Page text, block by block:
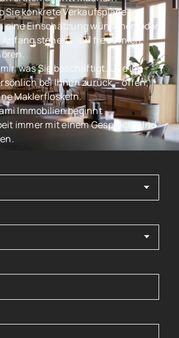
Sie konkrete Verkaufspläne
eine Einschätzung wünschen oder
Anfang stehen – ich freue mich,
was Sie beschäftigt. Und ich
bei Ihnen zurück – offen,
Maklerfloskeln.
Immobilien beginnt
immer mit einem Gespräch. Und